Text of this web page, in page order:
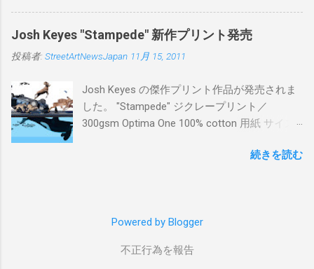
25）$125 購入は８月２６日に こちら から
Josh Keyes "Stampede" 新作プリント発売
投稿者: StreetArtNewsJapan 11月 15, 2011
Josh Keyes の傑作プリント作品が発売されま
した。 "Stampede" ジクレープリント／
300gsm Optima One 100% cotton 用紙 サイズ:
ィション：350 価格: $350 + 送料 購入は こち
続きを読む
Powered by Blogger
不正行為を報告